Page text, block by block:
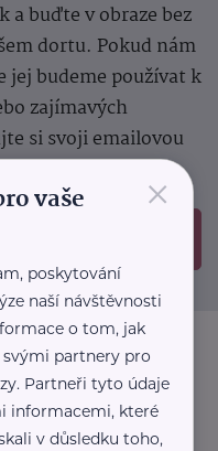
a buďte v obraze bez
dortu. Pokud nám
jej budeme používat k
zajímavých
si svoji emailovou
potvrzovací e-mail.
×
vaše
poskytování
naší návštěvnosti
o tom, jak
svými partnery pro
Partneři tyto údaje
informacemi, které
v důsledku toho,